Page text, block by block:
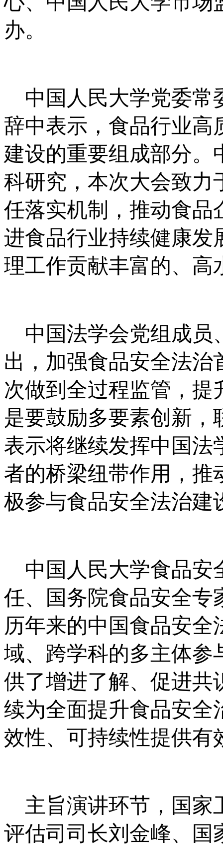
办。
中国人民大学党委常
辞中表示，食品行业高
建设的重要组成部分。
科研究，本次大会致力
任落实机制，推动食品
进食品行业持续健康发
理工作贡献丰富的、高
中国法学会党组成员
出，加强食品安全法治
次做到全过程监管，提
是要鼓励多要素创新，
表示将继续发挥中国法
者的桥梁纽带作用，推
极参与食品安全法治建
中国人民大学食品安
任、国务院食品安全专
历年来的中国食品安
域、跨学科的多主体参
供了增进了解、促进共
续为全面提升食品安全
效性、可持续性提供有
主旨演讲环节，国家
评估司司长刘金峰、国